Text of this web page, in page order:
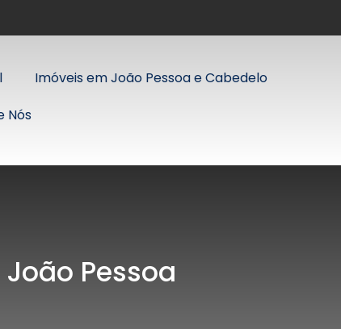
Imóveis em João Pessoa e Cabedelo
Nós
Pessoa